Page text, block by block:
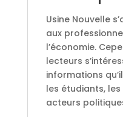
Usine Nouvelle
aux
l’économie.
lecteurs
informations
les étudiants,
acteurs